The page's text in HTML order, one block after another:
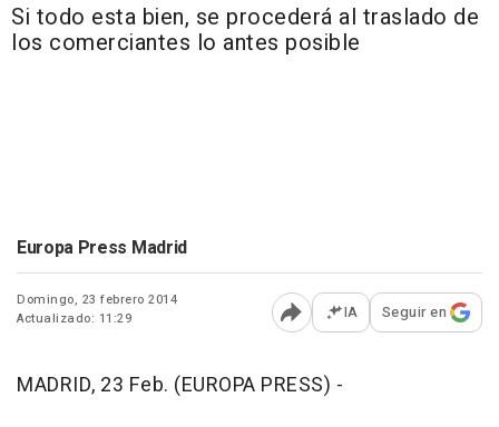
Si todo esta bien, se procederá al traslado de
los comerciantes lo antes posible
Europa Press Madrid
Domingo, 23 febrero 2014
Actualizado: 11:29
Abrir opciones para
IA Seguir en
MADRID, 23 Feb. (EUROPA PRESS) -